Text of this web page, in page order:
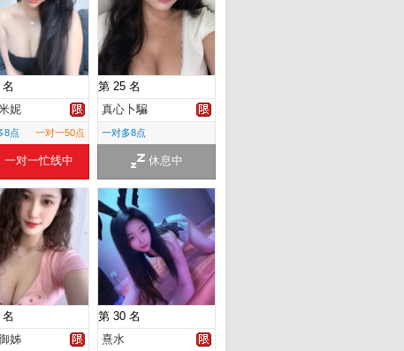
妮
8点 一对一50点
一对一忙线中
第 25 名
真心卜騙
一对多8点
休息中
姊
第 30 名
熹水